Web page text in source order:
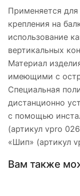
Применяется для
крепления на
использование
вертикальных
Материал
имеющими с
Специальная
дистанционно
с помощью
(артикул vpro
«Шип» (артикул
Вам также